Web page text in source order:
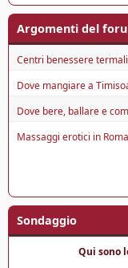
Argomenti del
Centri benessere
Dove mangiare a
Dove bere, ballare e
Massaggi erotici in
Sondaggio
Qui sono